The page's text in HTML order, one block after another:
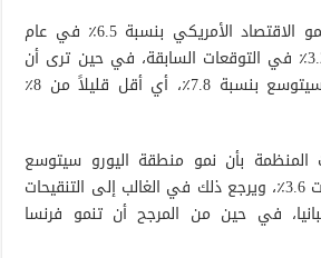
فتتوقع المنظمة أن ينمو الاقتصاد الأمريكي بنسبة 6.5٪ في عام
2021، وهو أعلى من 3.2٪ في التوقعات السابقة، في حين ترى أن
نمو الاقتصاد الصيني سيتوسع بنسبة 7.8٪، أي أقل قليلاً من 8٪
المنظمة بأن نمو منطقة اليورو سيتوسع
بنسبة 3.9٪، بعد أن كانت 3.6٪، ويرجع ذلك في الغالب إلى التنقيحات
في حين من المرجح أن تنمو فرنسا